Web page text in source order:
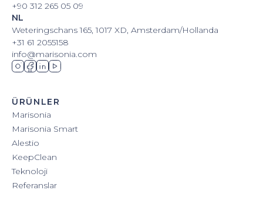
+90 312 265 05 09
NL
Weteringschans 165, 1017 XD, Amsterdam/Hollanda
+31 61 2055158
info@marisonia.com
ÜRÜNLER
Marisonia
Marisonia Smart
Alestio
KeepClean
Teknoloji
Referanslar